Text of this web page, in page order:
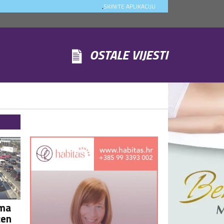
SKINITE APLIKACIJU
.
OSTALE VIJESTI